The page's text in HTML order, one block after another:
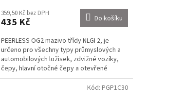
359,50 Kč bez DPH
435 Kč Do košíku
PEERLESS OG2 mazivo třídy NLGI 2, je
určeno pro všechny typy průmyslových a
automobilových ložisek, zdvižné vozíky,
čepy, hlavní otočné čepy a otevřené
převody. Překračuje...
Kód: PGP1C30